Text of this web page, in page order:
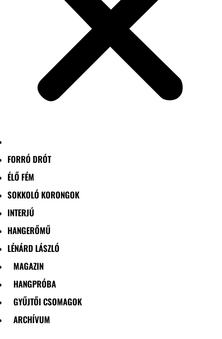
FORRÓ DRÓT
ÉLŐ FÉM
SOKKOLÓ KORONGOK
INTERJÚ
HANGERŐMŰ
LÉNÁRD LÁSZLÓ
MAGAZIN
HANGPRÓBA
GYŰJTŐI CSOMAGOK
ARCHÍVUM